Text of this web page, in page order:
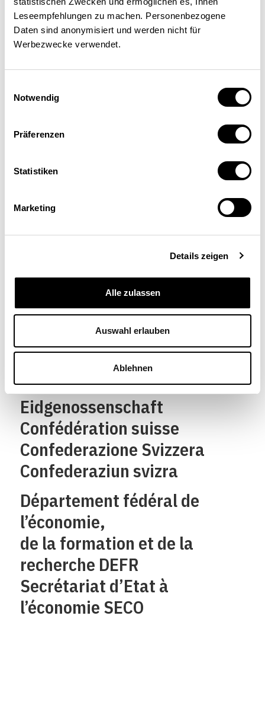
Leseempfehlungen zu machen. Personenbezogene
Daten sind anonymisiert und werden nicht für
Werbezwecke verwendet.
Notwendig
Präferenzen
Statistiken
Marketing
Details zeigen
Alle zulassen
Auswahl erlauben
Ablehnen
Markus Saurer
Économiste, consultant indépendant, Steffisburg
Schweizerische
Eidgenossenschaft
Confédération suisse
Confederazione Svizzera
Confederaziun svizra
Département fédéral de
l’économie,
de la formation et de la
recherche DEFR
Secrétariat d’Etat à
l’économie SECO